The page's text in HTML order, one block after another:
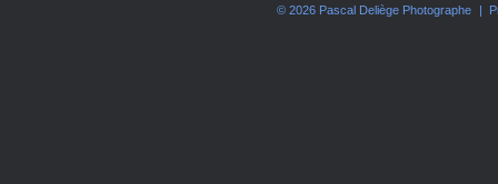
© 2026 Pascal Deliège Photographe